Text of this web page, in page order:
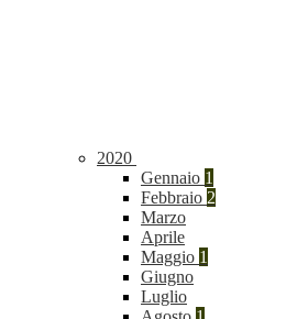
2020
Gennaio 1
Febbraio 2
Marzo
Aprile
Maggio 1
Giugno
Luglio